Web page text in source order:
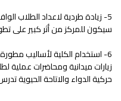
5- زيادة طردية لاعداد الطلاب
سيكون للمركز من أثر كبير على
6- استخدام الكلية لأساليب
زيارات ميدانية ومحاضرات عملية
حركية الدواء والاتاحة الحيوية